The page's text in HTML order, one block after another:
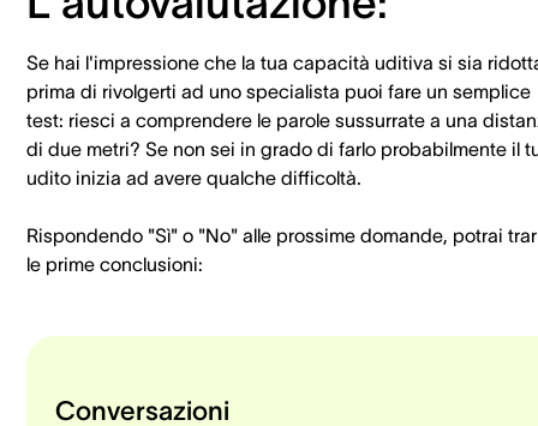
Se hai l'impressione che la tua capacità uditiva si sia
prima di rivolgerti ad uno specialista puoi fare un semplice
test: riesci a comprendere le parole sussurrate a una
di due metri? Se non sei in grado di farlo probabilmente il
udito inizia ad avere qualche difficoltà.
Rispondendo "Sì" o "No" alle prossime domande, potrai
le prime conclusioni:
Conversazioni